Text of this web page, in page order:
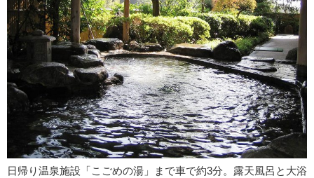
日帰り温泉施設「こごめの湯」まで車で約3分。露天風呂と大浴